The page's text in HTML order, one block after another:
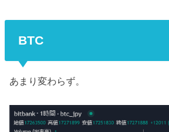
BTC
あまり変わらず。